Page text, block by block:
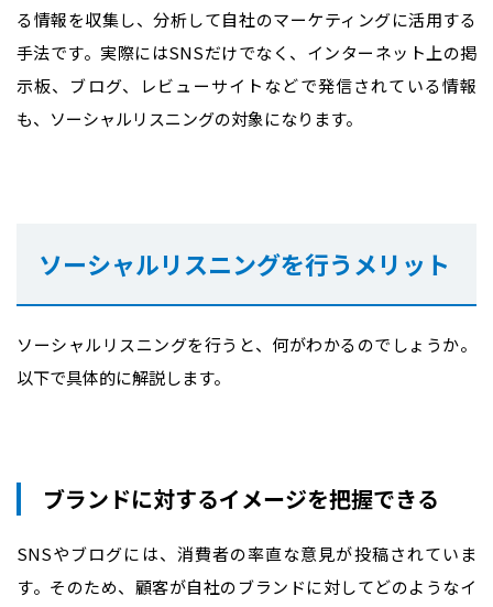
る情報を収集し、分析して自社のマーケティングに活用する
手法です。実際にはSNSだけでなく、インターネット上の掲
示板、ブログ、レビューサイトなどで発信されている情報
も、ソーシャルリスニングの対象になります。
ソーシャルリスニングを行うメリット
ソーシャルリスニングを行うと、何がわかるのでしょうか。
以下で具体的に解説します。
ブランドに対するイメージを把握できる
SNSやブログには、消費者の率直な意見が投稿されていま
す。そのため、顧客が自社のブランドに対してどのようなイ